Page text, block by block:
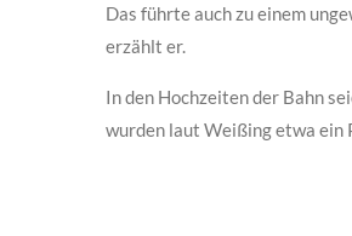
Das führte auch zu einem
erzählt er.
In den Hochzeiten der Bahn
wurden laut Weißing etwa ein